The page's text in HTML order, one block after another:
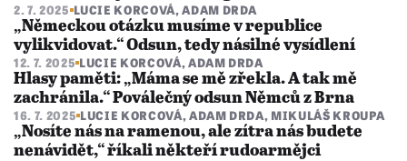
2. 7. 2025 LUCIE KORCOVÁ,ADAM DRDA
„Německou otázku musíme v republice
vylikvidovat.“ Odsun, tedy násilné vysídlení
12. 7. 2025 LUCIE KORCOVÁ,ADAM DRDA
Hlasy paměti: „Máma se mě zřekla. A tak mě
zachránila.“ Poválečný odsun Němců z Brna
16. 7. 2025 LUCIE KORCOVÁ,ADAM DRDA, MIKULÁŠ KROUPA
​​​​​​​„Nosíte nás na ramenou, ale zítra nás budete
nenávidět,“ říkali někteří rudoarmějci